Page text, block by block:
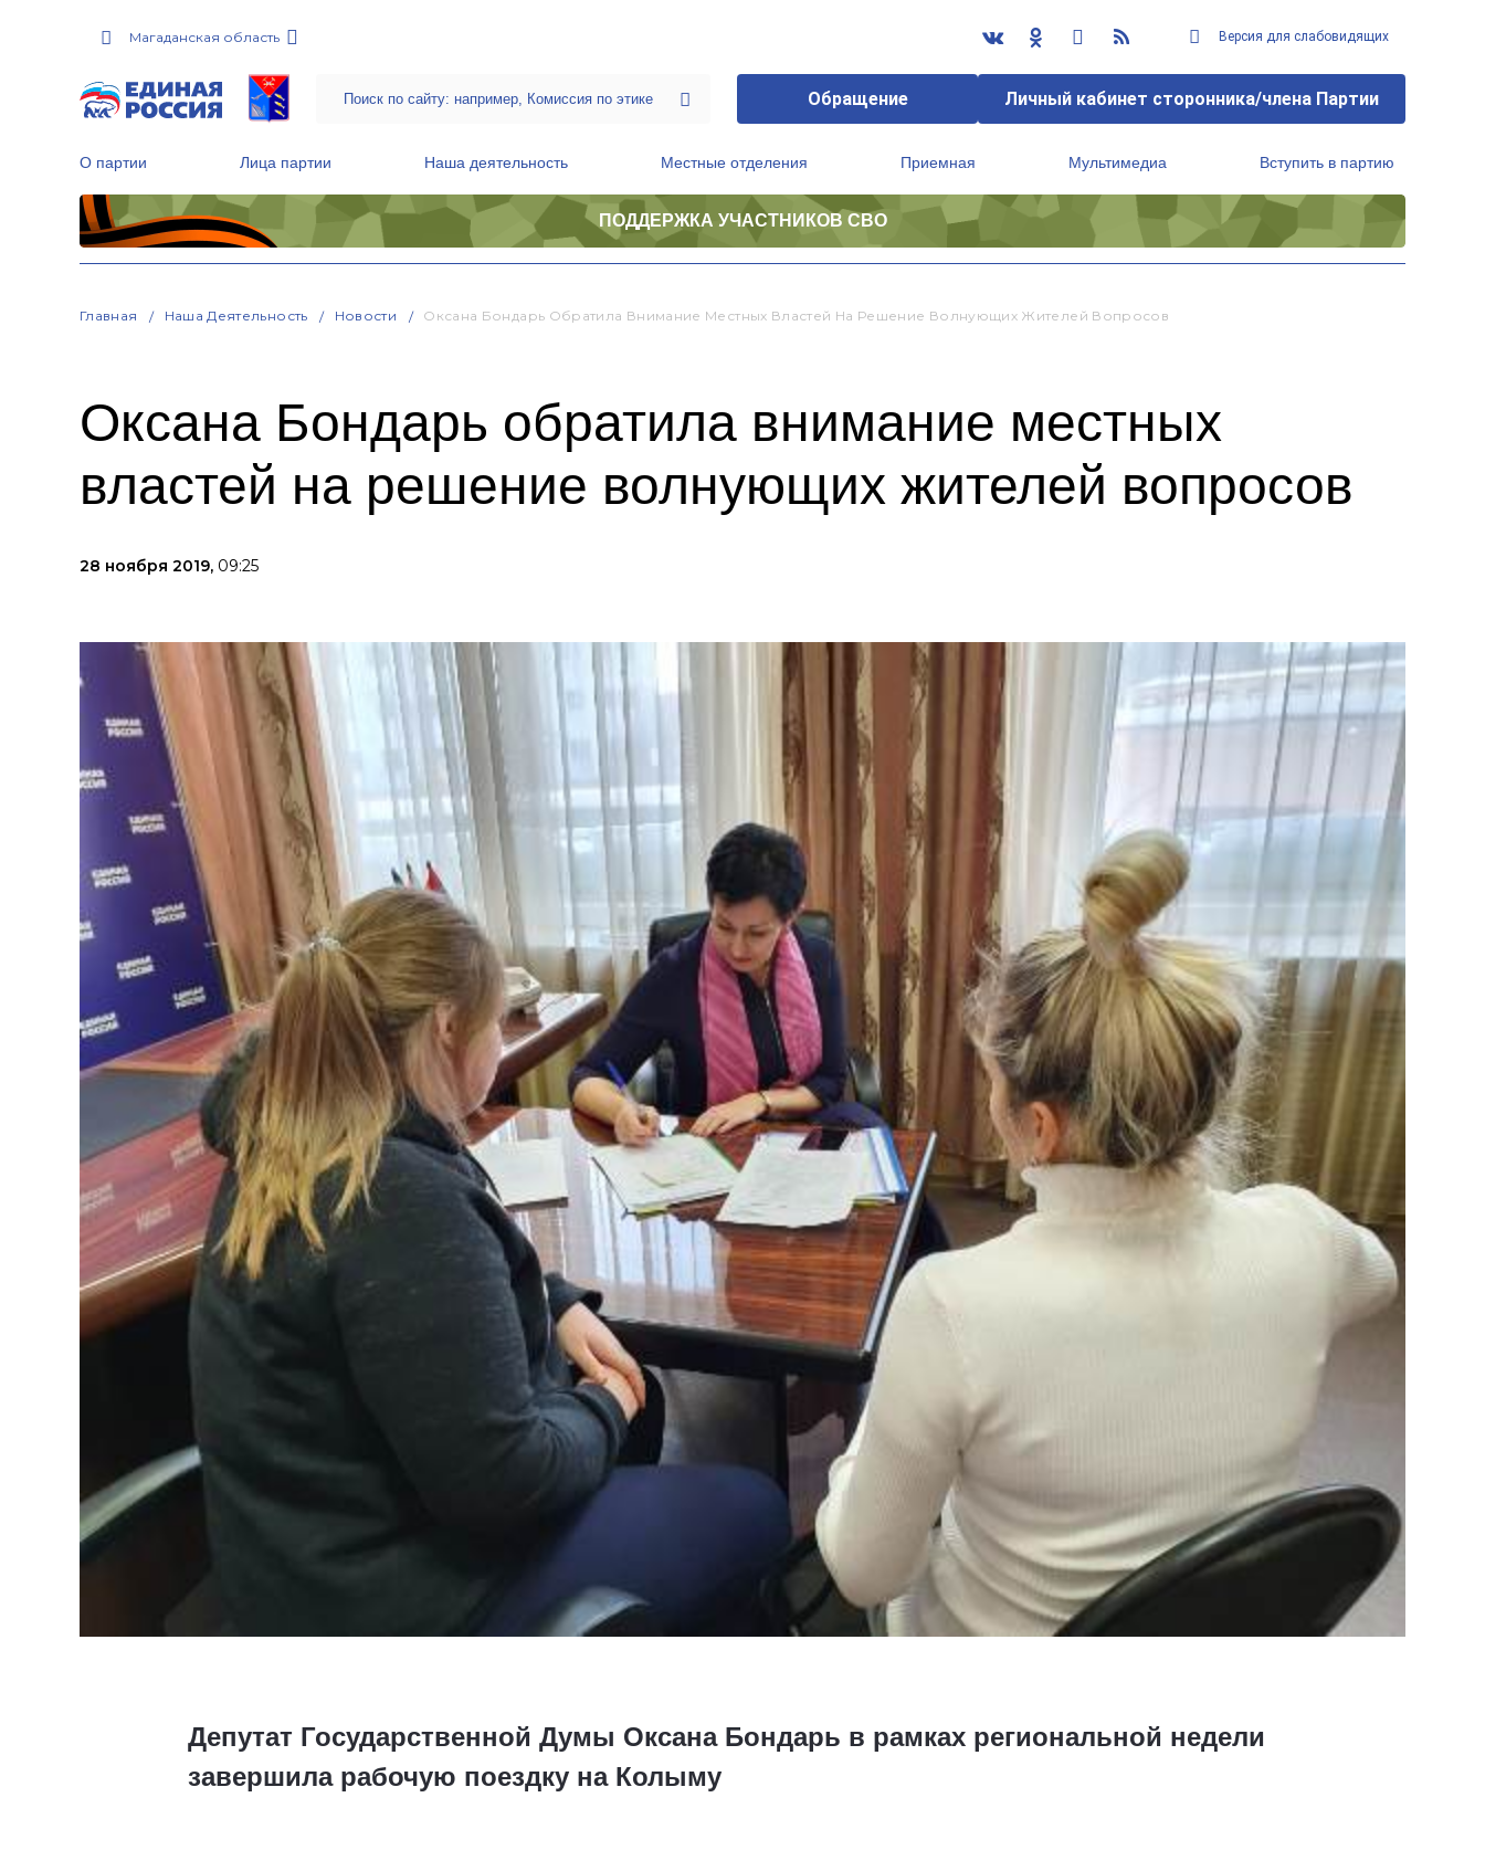
Магаданская область Версия для слабовидящих
Обращение Личный кабинет сторонника/члена Партии
О партии Лица партии Наша деятельность Местные отделения Приемная Мультимедиа Вступить в партию
ПОДДЕРЖКА УЧАСТНИКОВ СВО
Главная Наша Деятельность Новости Оксана Бондарь Обратила Внимание Местных Властей На Решение Волнующих Жителей Вопросов
Оксана Бондарь обратила внимание местных
властей на решение волнующих жителей вопросов
28 ноября 2019, 09:25
Депутат Государственной Думы Оксана Бондарь в рамках региональной недели
завершила рабочую поездку на Колыму